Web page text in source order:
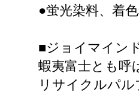
●蛍光染料、着
■ジョイマイン
蝦夷富士とも呼
リサイクルパ